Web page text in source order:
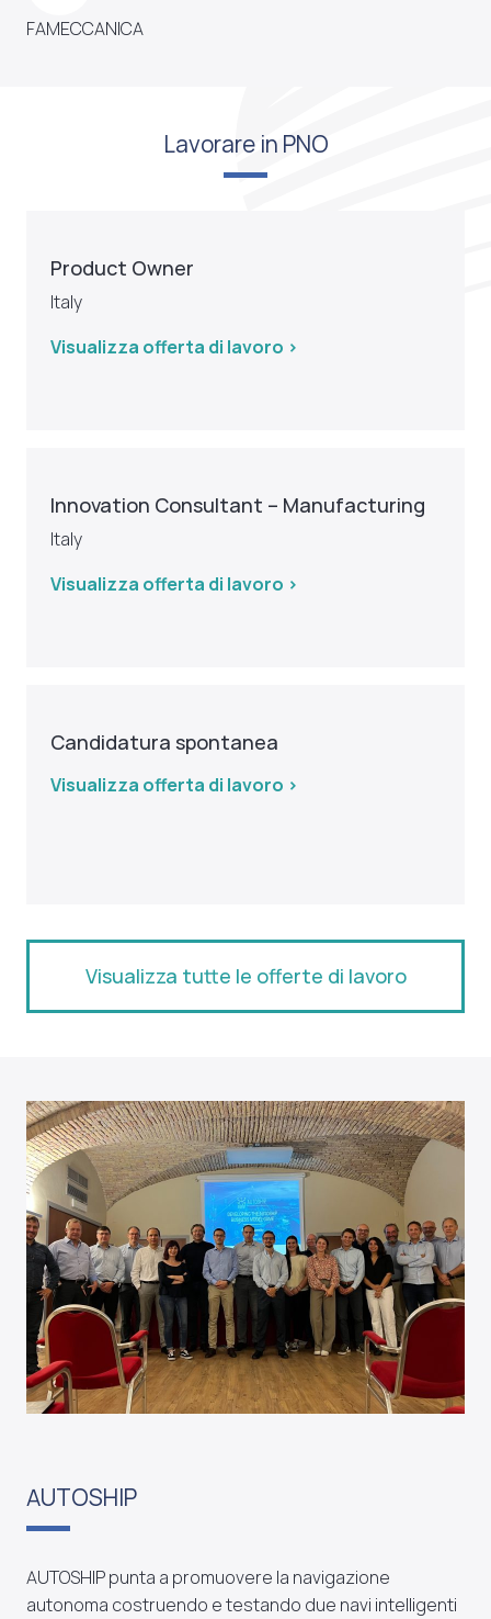
FAMECCANICA
Lavorare in PNO
Product Owner
Italy
Visualizza offerta di lavoro >
Innovation Consultant – Manufacturing
Italy
Visualizza offerta di lavoro >
Candidatura spontanea
Visualizza offerta di lavoro >
Visualizza tutte le offerte di lavoro
AUTOSHIP
AUTOSHIP punta a promuovere la navigazione
autonoma costruendo e testando due navi intelligenti